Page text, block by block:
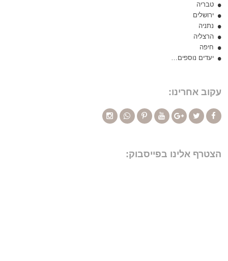
טבריה
ירושלים
נתניה
הרצליה
חיפה
יעדים נוספים…
עקוב אחרינו:
הצטרף אלינו בפייסבוק: